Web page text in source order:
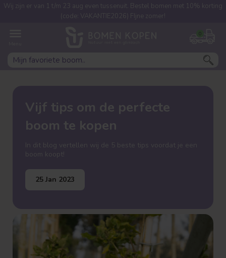
0
Wij zijn er van 1 t/m 23 aug even tussenuit. Bestel bomen met 10% korting
(code: VAKANTIE2026) FIjne zomer!
Vijf tips om de perfecte
boom te kopen
In dit blog vertellen wij de 5 beste tips voordat je een
boom koopt!
25 Jan 2023